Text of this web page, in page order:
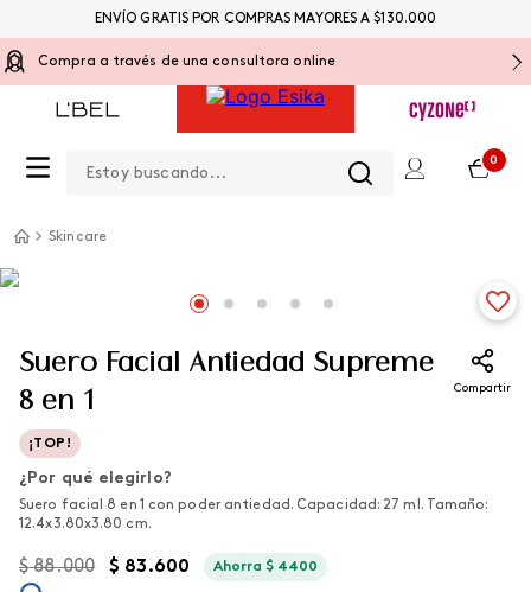
Compra a través de una consultora online
0
ENVÍO GRATIS POR COMPRAS MAYORES A $130.000
Skincare
Suero Facial Antiedad Supreme
8 en 1
Compartir
¡TOP!
¿Por qué elegirlo?
Suero facial 8 en 1 con poder antiedad. Capacidad: 27 ml. Tamaño:
12.4x3.80x3.80 cm.
$ 88.000 $ 83.600 Ahorra$ 4400